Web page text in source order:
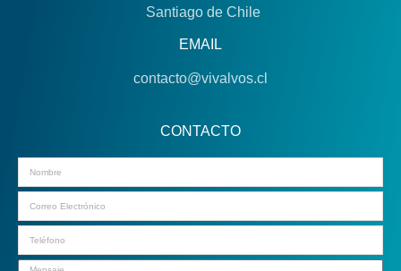
Santiago de Chile
EMAIL
contacto@vivalvos.cl
CONTACTO
Email